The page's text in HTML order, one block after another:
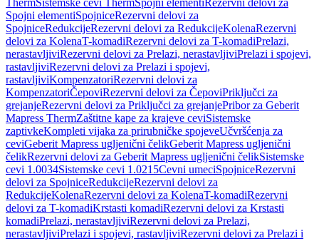
ThermSistemske cevi ThermSpojni elementi Rezervni delovi za
Spojni elementiSpojniceRezervni delovi za
SpojniceRedukcijeRezervni delovi za RedukcijeKolenaRezervni
delovi za KolenaT-komadiRezervni delovi za T-komadiPrelazi,
nerastavljiviRezervni delovi za Prelazi, nerastavljiviPrelazi i spojevi,
rastavljiviRezervni delovi za Prelazi i spojevi,
rastavljiviKompenzatoriRezervni delovi za
KompenzatoriČepoviRezervni delovi za ČepoviPriključci za
grejanjeRezervni delovi za Priključci za grejanjePribor za Geberit
Mapress ThermZaštitne kape za krajeve ceviSistemske
zaptivkeKompleti vijaka za prirubničke spojeveUčvršćenja za
ceviGeberit Mapress ugljenični čelikGeberit Mapress ugljenični
čelikRezervni delovi za Geberit Mapress ugljenični čelikSistemske
cevi 1.0034Sistemske cevi 1.0215Cevni umeciSpojniceRezervni
delovi za SpojniceRedukcijeRezervni delovi za
RedukcijeKolenaRezervni delovi za KolenaT-komadiRezervni
delovi za T-komadiKrstasti komadiRezervni delovi za Krstasti
komadiPrelazi, nerastavljiviRezervni delovi za Prelazi,
nerastavljiviPrelazi i spojevi, rastavljiviRezervni delovi za Prelazi i